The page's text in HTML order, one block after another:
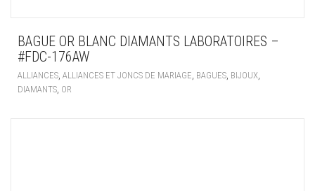
BAGUE OR BLANC DIAMANTS LABORATOIRES –
#FDC-176AW
ALLIANCES, ALLIANCES ET JONCS DE MARIAGE, BAGUES, BIJOUX,
DIAMANTS, OR